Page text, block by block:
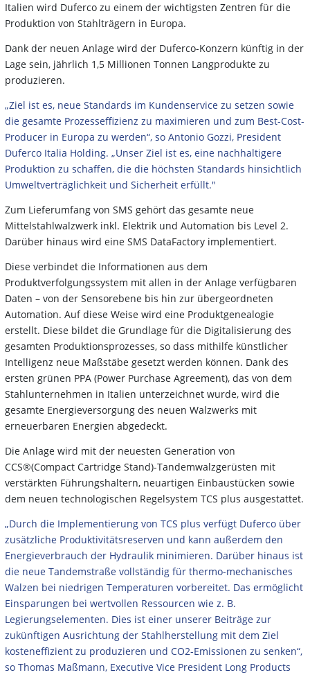
Italien wird Duferco zu einem der wichtigsten Zentren für die
Produktion von Stahlträgern in Europa.
Dank der neuen Anlage wird der Duferco-Konzern künftig in der
Lage sein, jährlich 1,5 Millionen Tonnen Langprodukte zu
produzieren.
„Ziel ist es, neue Standards im Kundenservice zu setzen sowie
die gesamte Prozesseffizienz zu maximieren und zum Best-Cost-
Producer in Europa zu werden“, so Antonio Gozzi, President
Duferco Italia Holding. „Unser Ziel ist es, eine nachhaltigere
Produktion zu schaffen, die die höchsten Standards hinsichtlich
Umweltverträglichkeit und Sicherheit erfüllt."
Zum Lieferumfang von SMS gehört das gesamte neue
Mittelstahlwalzwerk inkl. Elektrik und Automation bis Level 2.
Darüber hinaus wird eine SMS DataFactory implementiert.
Diese verbindet die Informationen aus dem
Produktverfolgungssystem mit allen in der Anlage verfügbaren
Daten – von der Sensorebene bis hin zur übergeordneten
Automation. Auf diese Weise wird eine Produktgenealogie
erstellt. Diese bildet die Grundlage für die Digitalisierung des
gesamten Produktionsprozesses, so dass mithilfe künstlicher
Intelligenz neue Maßstäbe gesetzt werden können. Dank des
ersten grünen PPA (Power Purchase Agreement), das von dem
Stahlunternehmen in Italien unterzeichnet wurde, wird die
gesamte Energieversorgung des neuen Walzwerks mit
erneuerbaren Energien abgedeckt.
Die Anlage wird mit der neuesten Generation von
CCS®(Compact Cartridge Stand)-Tandemwalzgerüsten mit
verstärkten Führungshaltern, neuartigen Einbaustücken sowie
dem neuen technologischen Regelsystem TCS plus ausgestattet.
„Durch die Implementierung von TCS plus verfügt Duferco über
zusätzliche Produktivitätsreserven und kann außerdem den
Energieverbrauch der Hydraulik minimieren. Darüber hinaus ist
die neue Tandemstraße vollständig für thermo-mechanisches
Walzen bei niedrigen Temperaturen vorbereitet. Das ermöglicht
Einsparungen bei wertvollen Ressourcen wie z. B.
Legierungselementen. Dies ist einer unserer Beiträge zur
zukünftigen Ausrichtung der Stahlherstellung mit dem Ziel
kosteneffizient zu produzieren und CO2-Emissionen zu senken“,
so Thomas Maßmann, Executive Vice President Long Products